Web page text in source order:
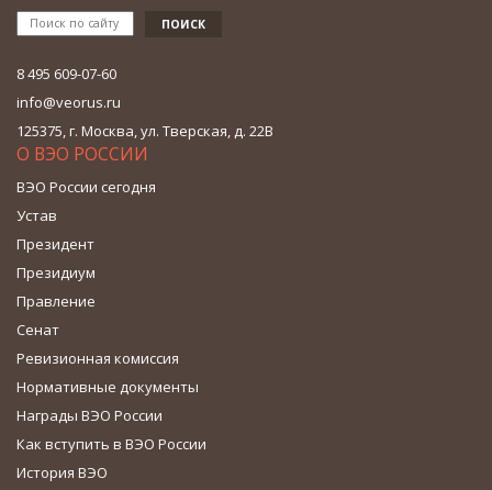
8 495 609-07-60
info@veorus.ru
125375, г. Москва, ул. Тверская, д. 22В
О ВЭО РОССИИ
ВЭО России сегодня
Устав
Президент
Президиум
Правление
Сенат
Ревизионная комиссия
Нормативные документы
Награды ВЭО России
Как вступить в ВЭО России
История ВЭО